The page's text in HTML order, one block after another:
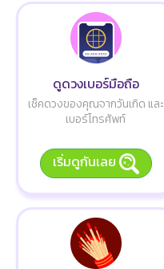
ดูดวงเบอร์มือถือ
เช็คดวงของคุณจากวันเกิด และ
เบอร์โทรศัพท์
เริ่มดูกันเลย